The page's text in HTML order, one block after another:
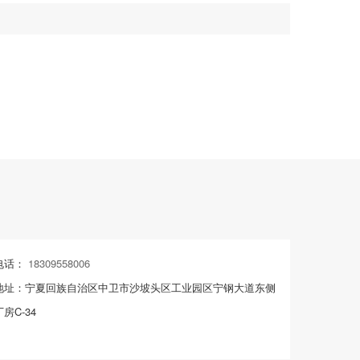
话： 18309558006
址：宁夏回族自治区中卫市沙坡头区工业园区宁钢大道东侧
房C-34